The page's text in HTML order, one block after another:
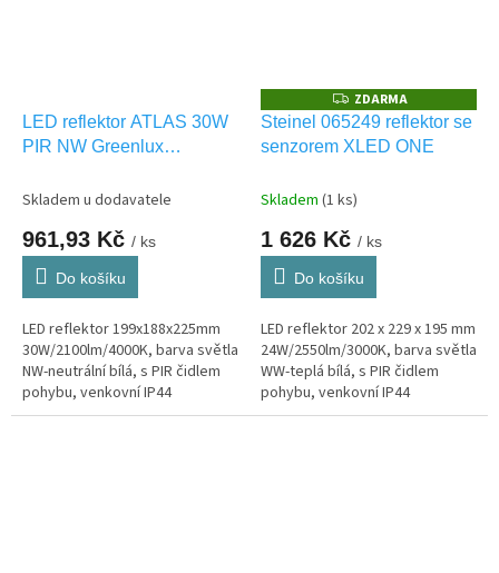
LED reflektor ATLAS 30W
PIR NW Greenlux
Skladem u dodavatele
961,93 Kč / ks
Do košíku
LED reflektor 199x188x225mm
30W/2100lm/4000K, barva světla
NW-neutrální bílá, s PIR čidlem
pohybu, venkovní IP44
Z
D
A
R
ZDARMA
Steinel 065249 reflektor se
senzorem XLED ONE
Skladem (1 ks)
1 626 Kč / ks
Do košíku
LED reflektor 202 x 229 x 195 mm
24W/2550lm/3000K, barva světla
WW-teplá bílá, s PIR čidlem
pohybu, venkovní IP44